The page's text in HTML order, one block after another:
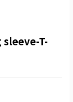
sleeve-T-